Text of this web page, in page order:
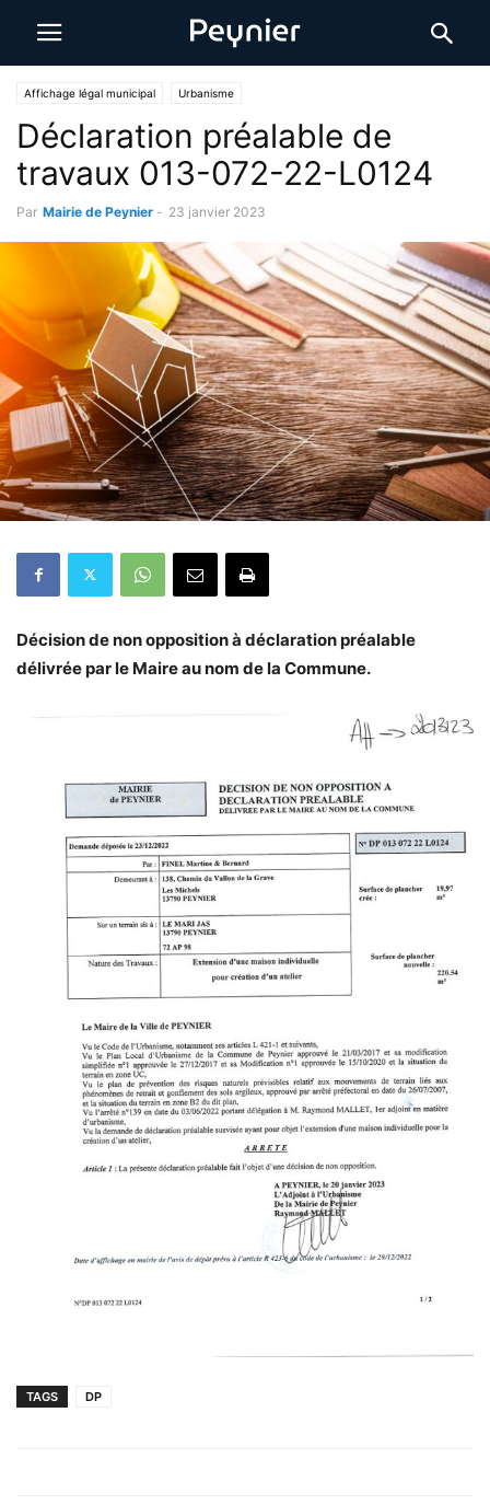
Affichage légal municipal Urbanisme
Déclaration préalable de
travaux 013-072-22-L0124
Par Mairie de Peynier - 23 janvier 2023
Décision de non opposition à déclaration préalable
délivrée par le Maire au nom de la Commune.
TAGS DP